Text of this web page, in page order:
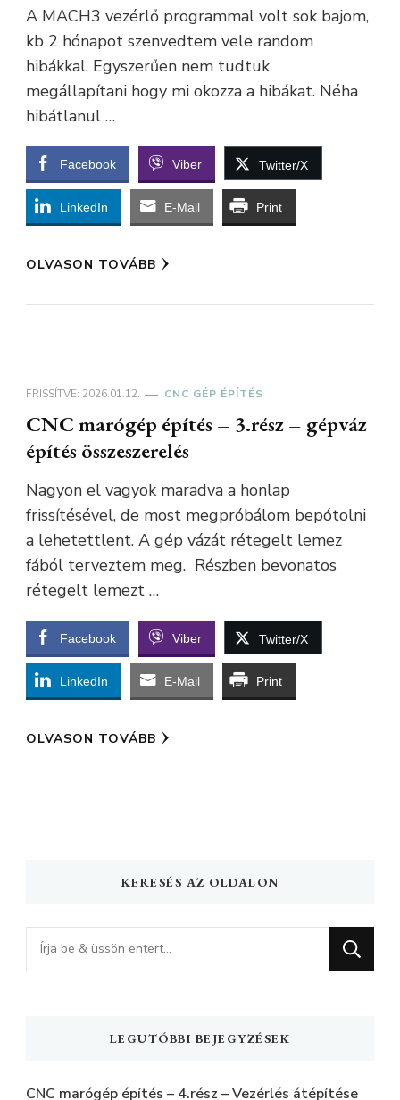
A MACH3 vezérlő programmal volt sok bajom,
kb 2 hónapot szenvedtem vele random
hibákkal. Egyszerűen nem tudtuk
megállapítani hogy mi okozza a hibákat. Néha
hibátlanul …
Facebook Viber Twitter/X
LinkedIn E-Mail Print
OLVASON TOVÁBB
FRISSÍTVE: 2026.01.12. CNC GÉP ÉPÍTÉS
CNC marógép építés – 3.rész – gépváz
építés összeszerelés
Nagyon el vagyok maradva a honlap
frissítésével, de most megpróbálom bepótolni
a lehetettlent. A gép vázát rétegelt lemez
fából terveztem meg. Részben bevonatos
rétegelt lemezt …
Facebook Viber Twitter/X
LinkedIn E-Mail Print
OLVASON TOVÁBB
KERESÉS AZ OLDALON
Keres
valamit?
LEGUTÓBBI BEJEGYZÉSEK
CNC marógép építés – 4.rész – Vezérlés átépítése